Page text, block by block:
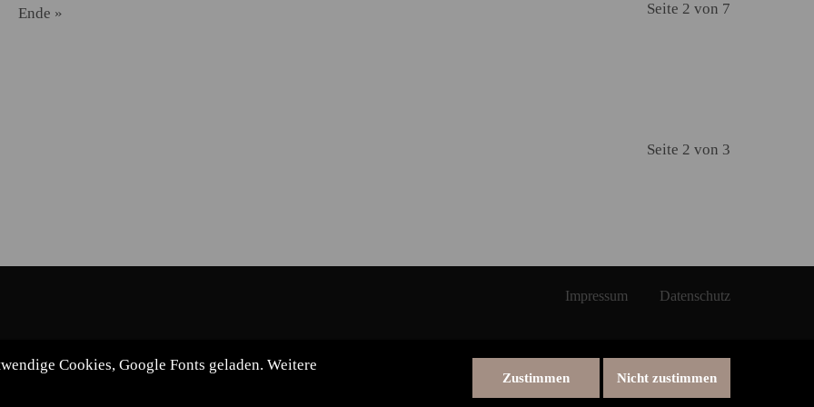
Seite 2 von 7
Ende »
Seite 2 von 3
Impressum Datenschutz
Cookies, Google Fonts geladen. Weitere
Zustimmen Nicht zustimmen